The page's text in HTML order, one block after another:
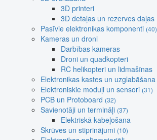
3D printeri
3D detaļas un rezerves daļas
Pasīvie elektronikas komponenti (40)
Kameras un droni
Darbības kameras
Droni un quadkopteri
RC helikopteri un lidmašīnas
Elektronikas kastes un uzglabāšana
Elektroniskie moduļi un sensori (31)
PCB un Protoboard (32)
Savienotāji un termināļi (37)
Elektriskā kabeļošana
Skrūves un stiprinājumi (10)